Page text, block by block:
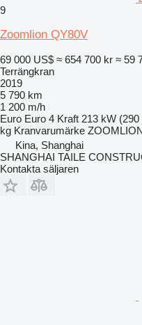
9
Zoomlion QY80V
69 000 US$ ≈ 654 700 kr ≈ 59
Terrängkran
2019
5 790 km
1 200 m/h
Euro Euro 4 Kraft 213 kW (290
kg Kranvarumärke
Kina, Shanghai
SHANGHAI TAILE
Kontakta säljaren